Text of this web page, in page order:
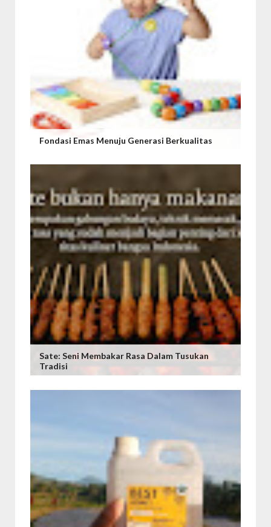
Fondasi Emas Menuju Generasi Berkualitas
Sate: Seni Membakar Rasa Dalam Tusukan
Tradisi